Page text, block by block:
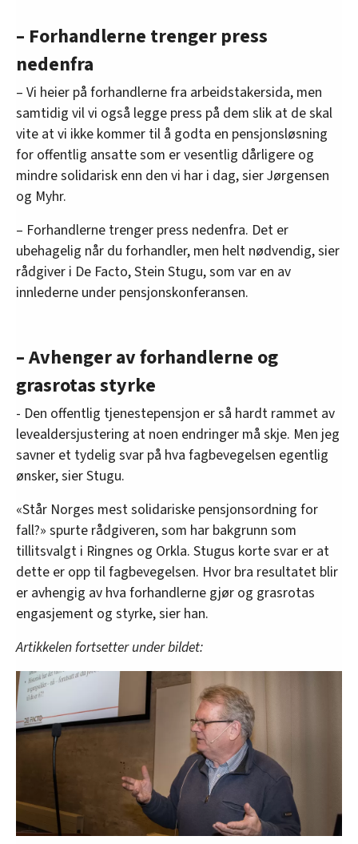
– Forhandlerne trenger press
nedenfra
– Vi heier på forhandlerne fra arbeidstakersida, men
samtidig vil vi også legge press på dem slik at de skal
vite at vi ikke kommer til å godta en pensjonsløsning
for offentlig ansatte som er vesentlig dårligere og
mindre solidarisk enn den vi har i dag, sier Jørgensen
og Myhr.
– Forhandlerne trenger press nedenfra. Det er
ubehagelig når du forhandler, men helt nødvendig, sier
rådgiver i De Facto, Stein Stugu, som var en av
innlederne under pensjonskonferansen.
– Avhenger av forhandlerne og
grasrotas styrke
- Den offentlig tjenestepensjon er så hardt rammet av
levealdersjustering at noen endringer må skje. Men jeg
savner et tydelig svar på hva fagbevegelsen egentlig
ønsker, sier Stugu.
«Står Norges mest solidariske pensjonsordning for
fall?» spurte rådgiveren, som har bakgrunn som
tillitsvalgt i Ringnes og Orkla. Stugus korte svar er at
dette er opp til fagbevegelsen. Hvor bra resultatet blir
er avhengig av hva forhandlerne gjør og grasrotas
engasjement og styrke, sier han.
Artikkelen fortsetter under bildet: